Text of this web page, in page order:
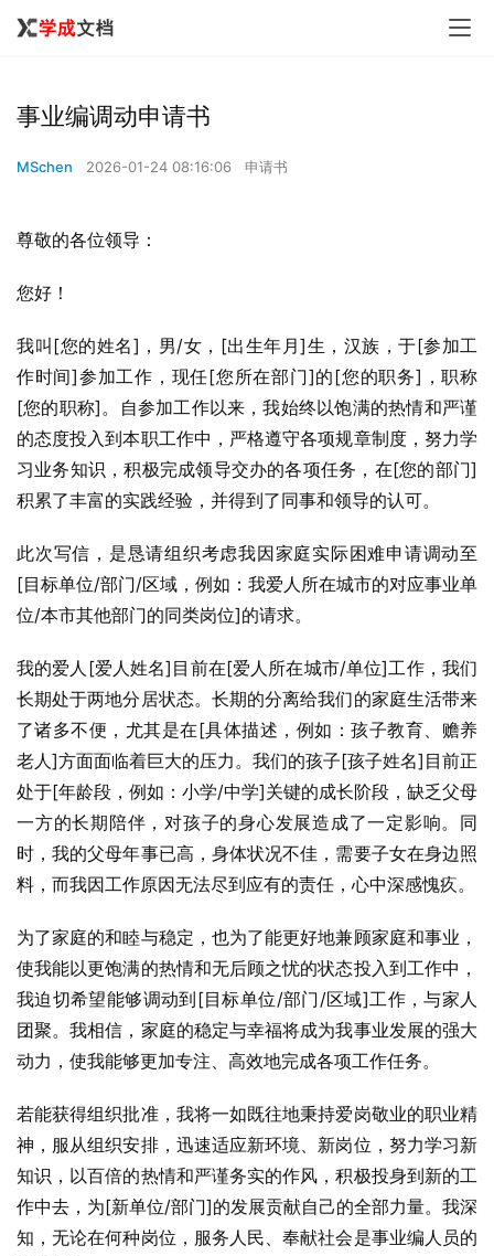
事业编调动申请书
MSchen 2026-01-24 08:16:06 申请书
尊敬的各位领导：
您好！
我叫[您的姓名]，男/女，[出生年月]生，汉族，于[参加工
作时间]参加工作，现任[您所在部门]的[您的职务]，职称
[您的职称]。自参加工作以来，我始终以饱满的热情和严谨
的态度投入到本职工作中，严格遵守各项规章制度，努力学
习业务知识，积极完成领导交办的各项任务，在[您的部门]
积累了丰富的实践经验，并得到了同事和领导的认可。
此次写信，是恳请组织考虑我因家庭实际困难申请调动至
[目标单位/部门/区域，例如：我爱人所在城市的对应事业单
位/本市其他部门的同类岗位]的请求。
我的爱人[爱人姓名]目前在[爱人所在城市/单位]工作，我们
长期处于两地分居状态。长期的分离给我们的家庭生活带来
了诸多不便，尤其是在[具体描述，例如：孩子教育、赡养
老人]方面面临着巨大的压力。我们的孩子[孩子姓名]目前正
处于[年龄段，例如：小学/中学]关键的成长阶段，缺乏父母
一方的长期陪伴，对孩子的身心发展造成了一定影响。同
时，我的父母年事已高，身体状况不佳，需要子女在身边照
料，而我因工作原因无法尽到应有的责任，心中深感愧疚。
为了家庭的和睦与稳定，也为了能更好地兼顾家庭和事业，
使我能以更饱满的热情和无后顾之忧的状态投入到工作中，
我迫切希望能够调动到[目标单位/部门/区域]工作，与家人
团聚。我相信，家庭的稳定与幸福将成为我事业发展的强大
动力，使我能够更加专注、高效地完成各项工作任务。
若能获得组织批准，我将一如既往地秉持爱岗敬业的职业精
神，服从组织安排，迅速适应新环境、新岗位，努力学习新
知识，以百倍的热情和严谨务实的作风，积极投身到新的工
作中去，为[新单位/部门]的发展贡献自己的全部力量。我深
知，无论在何种岗位，服务人民、奉献社会是事业编人员的